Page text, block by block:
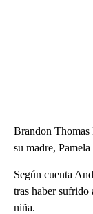
Brandon Thomas
su madre,
Según cuenta
tras haber sufrido
niña.